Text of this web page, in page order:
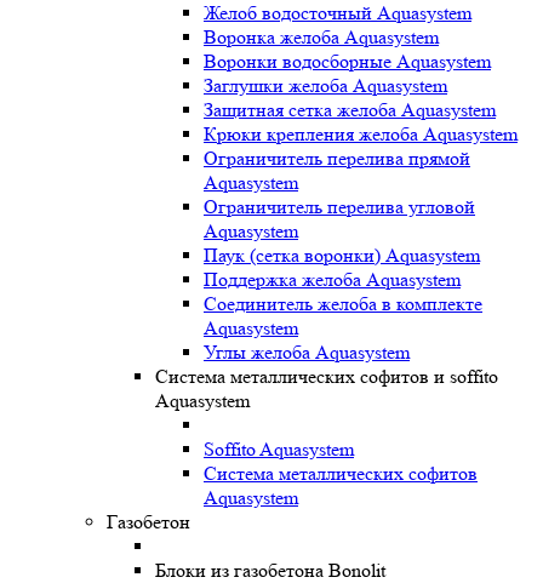
Желоб водосточный Aquasystem
Воронка желоба Aquasystem
Воронки водосборные Aquasystem
Заглушки желоба Aquasystem
Защитная сетка желоба Aquasystem
Крюки крепления желоба Aquasystem
Ограничитель перелива прямой
Aquasystem
Ограничитель перелива угловой
Aquasystem
Паук (сетка воронки) Aquasystem
Поддержка желоба Aquasystem
Соединитель желоба в комплекте
Aquasystem
Углы желоба Aquasystem
Система металлических софитов и soffito
Aquasystem
Soffito Aquasystem
Система металлических софитов
Aquasystem
Газобетон
Блоки из газобетона Bonolit